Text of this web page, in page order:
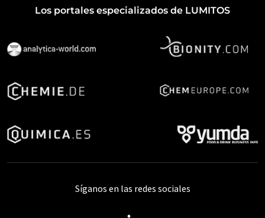
Los portales especializados de LUMITOS
Síganos en las redes sociales